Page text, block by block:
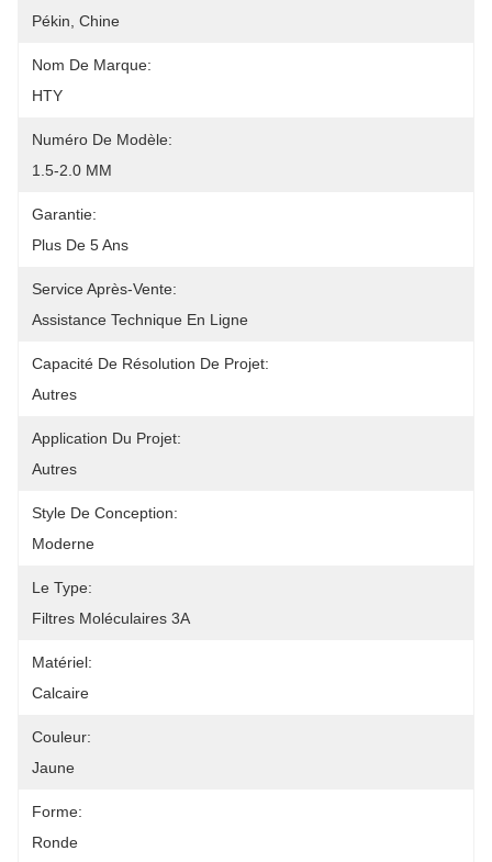
Pékin, Chine
Nom De Marque:
HTY
Numéro De Modèle:
1.5-2.0 MM
Garantie:
Plus De 5 Ans
Service Après-Vente:
Assistance Technique En Ligne
Capacité De Résolution De Projet:
Autres
Application Du Projet:
Autres
Style De Conception:
Moderne
Le Type:
Filtres Moléculaires 3A
Matériel:
Calcaire
Couleur:
Jaune
Forme:
Ronde